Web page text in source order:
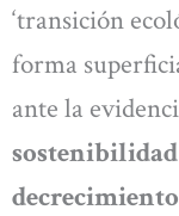
‘transición
forma
ante la